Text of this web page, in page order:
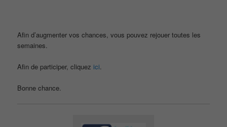
Afin d’augmenter vos chances, vous pouvez rejouer toutes les
semaines.
Afin de participer, cliquez ici.
Bonne chance.